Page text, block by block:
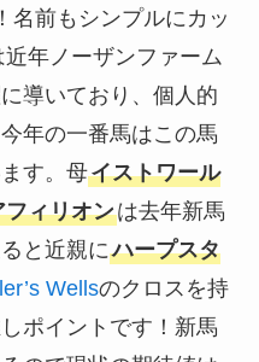
名前もシンプルにカッ
近年ノーザンファーム
導いており、個人的
年の一番馬はこの馬
す。母イストワール
フィリオンは去年新馬
と近親にハープスタ
Wellsのクロスを持
ポイントです！新馬